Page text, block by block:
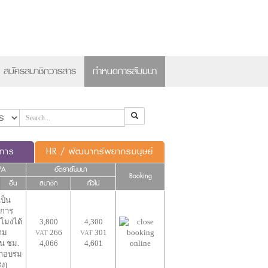
สมัครสมาชิกวารสาร กำหนดการสัมมนา
าร HR / พัฒนาทรัพยากรมนุษย์
อัตราสัมมนา
Booking
อื่น สมาชิก ทั่วไป
ป็น
าร
มงได้
ม
ชม.
อบรม
)
3,800
VAT266
4,066
4,300
VAT301
4,601